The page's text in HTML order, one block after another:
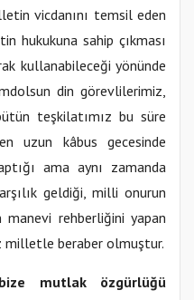
vicdanını temsil eden
hukukuna sahip çıkması
kullanabileceği yönünde
din görevlilerimiz,
teşkilatımız bu süre
uzun kâbus gecesinde
ama aynı zamanda
geldiği, milli onurun
rehberliğini yapan
milletle beraber olmuştur.
mutlak özgürlüğü